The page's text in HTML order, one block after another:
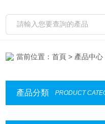
當前位置：首頁 > 產品中心
產品分類 PRODUCT